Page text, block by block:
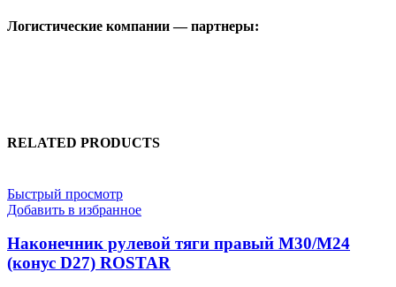
Логистические компании — партнеры:
RELATED PRODUCTS
Быстрый просмотр
Добавить в избранное
Наконечник рулевой тяги правый М30/М24
(конус D27) ROSTAR